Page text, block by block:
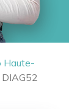
Haute-
DIAG52